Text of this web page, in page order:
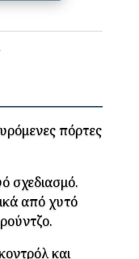
πόρτες
σχεδιασμό.
από χυτό
και